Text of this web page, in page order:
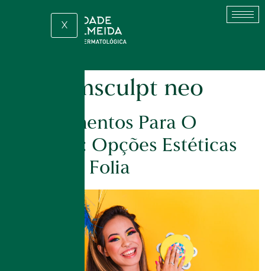
X
emsculpt neo
Procedimentos Para O
Carnaval: Opções Estéticas
Antes Da Folia